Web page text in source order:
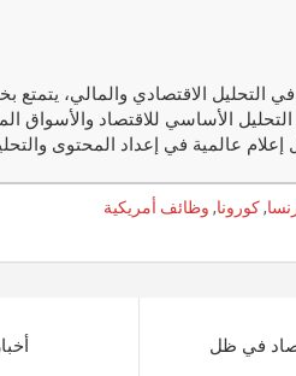
o
o
k
t
t
r
n
الأساسي للاقتصاد والأسواق
عالمية في إعداد المحتوى
,كورونا, وظائف أمريكية
في ظل